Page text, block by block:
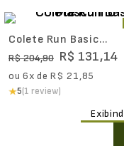
Colete Run Basic
Masculino
R$204,90 R$ 131,14
ou6x deR$ 21,85
5(1 review)